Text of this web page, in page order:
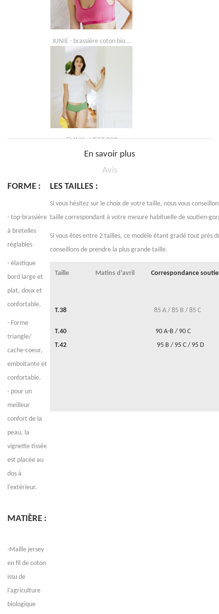
JUNIE - brassière coton bio...
EMMA - VERT POP
En savoir plus
Avis
FORME :
- top-brassière
à bretelles
réglables
- élastique
bord large et
plat, doux et
confortable.
- Forme
triangle/
cache-coeur,
emboitante et
confortable.
- pour un
meilleur
confort de la
peau, la
vignette tissée
est placée au
dos à
l'extérieur.
MATIÈRE :
-Maille jersey
en fil de coton
issu de
l’agriculture
biologique
LES TAILLES :
Si vous hésitez sur le choix de votre taille, nous vous
taille correspondant à votre mesure habituelle de soutien-
Si vous êtes entre 2 tailles, ce modèle étant gradé tout près
conseillons de prendre la plus grande taille.
Taille Matins d'avril Correspondance
T.38 85 A / 85 B / 85 C
T.40
90 A-B / 90 C
T.42
95 B / 95 C / 95 D